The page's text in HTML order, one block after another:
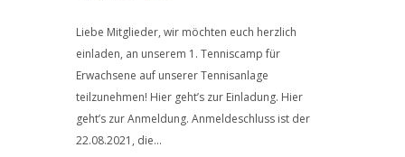
Liebe Mitglieder, wir möchten euch herzlich
einladen, an unserem 1. Tenniscamp für
Erwachsene auf unserer Tennisanlage
teilzunehmen! Hier geht’s zur Einladung. Hier
geht’s zur Anmeldung. Anmeldeschluss ist der
22.08.2021, die...